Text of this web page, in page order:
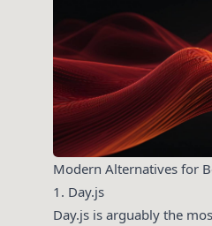
Modern Alternatives for
1. Day.js
Day.js is arguably the